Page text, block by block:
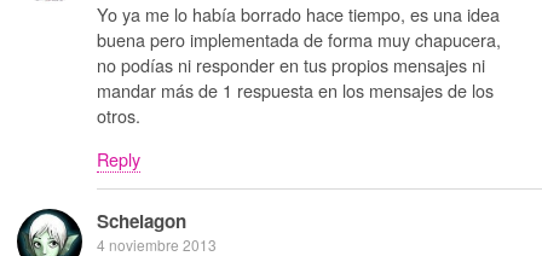
Yo ya me lo había borrado hace tiempo, es una idea
buena pero implementada de forma muy chapucera,
no podías ni responder en tus propios mensajes ni
mandar más de 1 respuesta en los mensajes de los
otros.
Reply
Schelagon
4 noviembre 2013